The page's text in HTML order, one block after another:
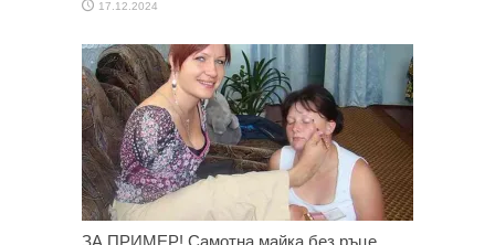
17.12.2024
ЗА ПРИМЕР! Самотна майка без ръце